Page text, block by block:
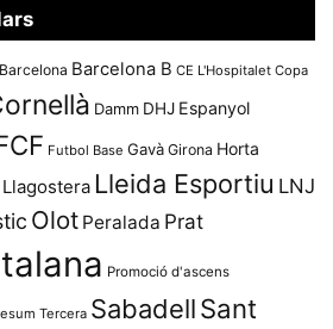
Barcelona Barcelona B CE L'Hospitalet Copa
Damm DHJ Espanyol
Futbol Base Gavà Girona Horta
Llagostera Lleida Esportiu LNJ
Olot Peralada Prat
Promoció d'ascens
Tercera SabadellSant